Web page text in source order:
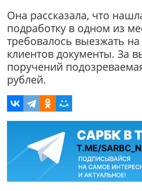
Она рассказала, что
подработку в одном из
требовалось выезжать
клиентов документы. За
поручений
рублей.